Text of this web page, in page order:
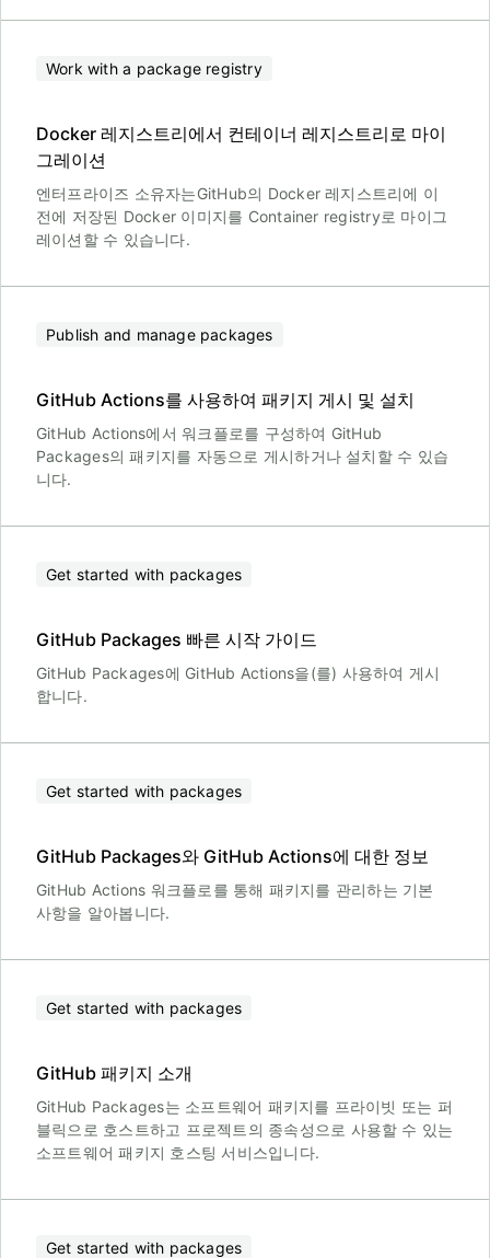
Work with a package registry
Docker 레지스트리에서 컨테이너 레지스트리로 마이
그레이션
엔터프라이즈 소유자는GitHub의 Docker 레지스트리에 이
전에 저장된 Docker 이미지를 Container registry로 마이그
레이션할 수 있습니다.
Publish and manage packages
GitHub Actions를 사용하여 패키지 게시 및 설치
GitHub Actions에서 워크플로를 구성하여 GitHub
Packages의 패키지를 자동으로 게시하거나 설치할 수 있습
니다.
Get started with packages
GitHub Packages 빠른 시작 가이드
GitHub Packages에 GitHub Actions을(를) 사용하여 게시
합니다.
Get started with packages
GitHub Packages와 GitHub Actions에 대한 정보
GitHub Actions 워크플로를 통해 패키지를 관리하는 기본
사항을 알아봅니다.
Get started with packages
GitHub 패키지 소개
GitHub Packages는 소프트웨어 패키지를 프라이빗 또는 퍼
블릭으로 호스트하고 프로젝트의 종속성으로 사용할 수 있는
소프트웨어 패키지 호스팅 서비스입니다.
Get started with packages